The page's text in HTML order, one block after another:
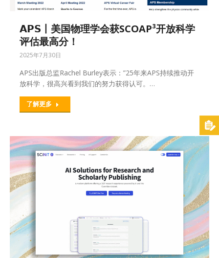
𝗔𝗣𝗦丨美国物理学会获SCOAP³开放科学
评估最高分！
2025年7月30日
APS出版总监Rachel Burley表示：”25年来APS持续推动开
放科学，很高兴看到我们的努力获得认可。…
了解更多